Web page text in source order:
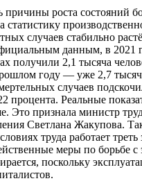
причины роста состояний
статистику
случаев стабильно
данным, в 2021
получили 2,1 тысяча
году — уже 2,7
случаев
процента. Реальные
Это признала министр
Светлана Жакупова.
труда работает
меры по борьбе с
поскольку